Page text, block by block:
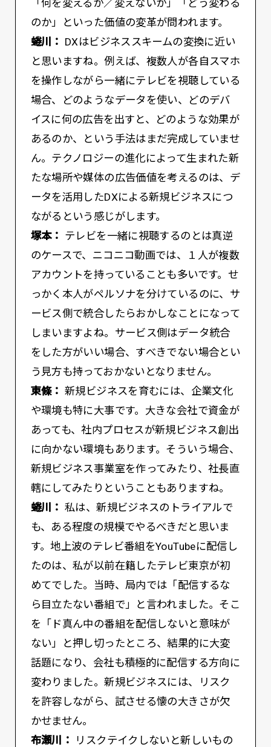
「何を変えるか／変えないか」「どう変わる
のか」といった価値の変革が問われます。
蜷川： DXはビジネススキームの変換に近い
と思いますね。例えば、複数人が各自スマホ
を操作しながら一緒にテレビを視聴している
場合、どのようなデータを使い、どのデバ
イスに何の広告を出すと、どのような効果が
あるのか、という手法はまだ完成していませ
ん。テクノロジーの進化によって生まれた新
たな場所や媒体の広告価値を考えるのは、デ
ータを活用したDXによる新規ビジネスにつ
ながるという感じがします。
塚本： テレビを一緒に視聴するのとは真逆
のケースで、ニコニコ動画では、１人が複数
アカウントを持っていることも多いです。せ
っかく本人がペルソナを分けているのに、サ
ービス側で統合したらおかしなことになって
しまいますよね。サービス側はデータ統合
をした方がいい場合、すべきでない場合とい
う見方も持っておかないとなりません。
東條： 新規ビジネスを育むには、企業文化
や環境も特に大事です。大きな会社で資金が
あっても、社内プロセスが新規ビジネス創出
に向かない環境もあります。そういう場合、
新規ビジネス事業室を作ってみたり、社長直
轄にしてみたりということもありますね。
蜷川： 私は、新規ビジネスのトライアルで
も、ある程度の規模でやるべきだと思いま
す。地上波のテレビ番組をYouTubeに配信し
たのは、私が以前在籍したテレビ東京が初
めてでした。当時、局内では「配信するな
ら目立たない番組で」と言われました。そこ
を「ド真ん中の番組を配信しないと意味が
ない」と押し切ったところ、結果的に大変
話題になり、会社も積極的に配信する方向に
変わりました。新規ビジネスには、リスク
を許容しながら、試させる懐の大きさが欠
かせません。
布瀬川：
リスクテイクしないと新しいもの